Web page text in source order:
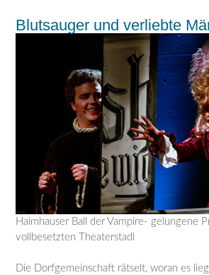
Blutsauger und verliebte
Haimhauser Ball der Vampire- gelungene
vollbesetzten Theaterstadl
Die Dorfgemeinschaft rätselt, woran es